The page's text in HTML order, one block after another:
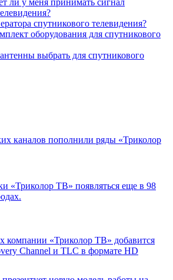
ли у меня принимать сигнал
спутникового телевидения?
оборудования для спутникового
выбрать для спутникового
каналов пополнили ряды «Триколор
«Триколор ТВ» появляться еще в 98
компании «Триколор ТВ» добавится
Channel и TLC в формате HD